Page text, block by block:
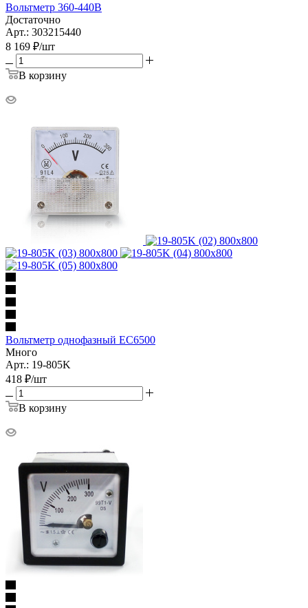
Вольтметр 360-440В
Достаточно
Арт.: 303215440
8 169 ₽/шт
В корзину
Вольтметр однофазный EC6500
Много
Арт.: 19-805K
418 ₽/шт
В корзину